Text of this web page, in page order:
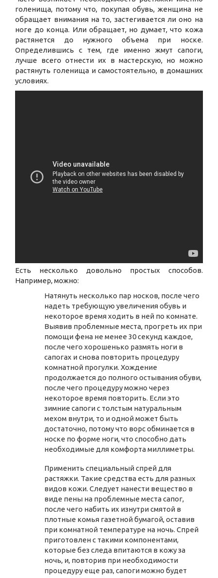
голенища, потому что, покупая обувь, женщина не
обращает внимания на то, застегивается ли оно на
ноге до конца. Или обращает, но думает, что кожа
растянется до нужного объема при носке.
Определившись с тем, где именно жмут сапоги,
лучше всего отнести их в мастерскую, но можно
растянуть голенища и самостоятельно, в домашних
условиях.
Есть несколько довольно простых способов.
Например, можно:
Натянуть несколько пар носков, после чего
надеть требующую увеличения обувь и
некоторое время ходить в ней по комнате.
Выявив проблемные места, прогреть их при
помощи фена не менее 30 секунд каждое,
после чего хорошенько размять ноги в
сапогах и снова повторить процедуру
комнатной прогулки. Хождение
продолжается до полного остывания обуви,
после чего процедуру можно через
некоторое время повторить. Если это
зимние сапоги с толстым натуральным
мехом внутри, то и одной может быть
достаточно, потому что ворс обминается в
носке по форме ноги, что способно дать
необходимые для комфорта миллиметры.
Применить специальный спрей для
растяжки. Такие средства есть для разных
видов кожи. Следует нанести вещество в
виде пены на проблемные места сапог,
после чего набить их изнутри смятой в
плотные комья газетной бумагой, оставив
при комнатной температуре на ночь. Спрей
приготовлен с такими компонентами,
которые без следа впитаются в кожу за
ночь, и, повторив при необходимости
процедуру еще раз, сапоги можно будет